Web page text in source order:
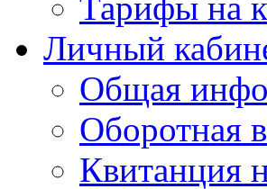
Личный
Общая
Оборотная
Квитанция